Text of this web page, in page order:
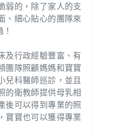
弱的，除了家人的支
、細心貼心的團隊來
及行政經驗豐富、有
團隊照顧媽媽和寶寶
兒科醫師巡診，並且
的衛教師提供母乳相
後可以得到專業的照
寶寶也可以獲得專業